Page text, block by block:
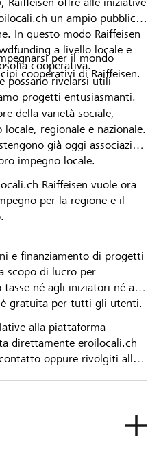
un ampio pubblico
In questo modo Raiffeisen
a livello locale e
cooperativa.
possano rivelarsi utili
progetti entusiasmanti.
per il mondo
cooperativi di Raiffeisen.
della varietà sociale,
regionale e nazionale.
già oggi associazioni
impegno locale.
Raiffeisen vuole ora
per la regione e il
e finanziamento di progetti
scopo di lucro per
tasse né agli iniziatori né ai
gratuita per tutti gli utenti.
alla piattaforma
direttamente eroilocali.ch
oppure rivolgiti alla